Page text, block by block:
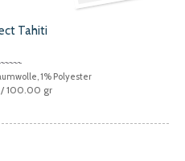
Tahiti
1% Polyester
/ 100.00 gr